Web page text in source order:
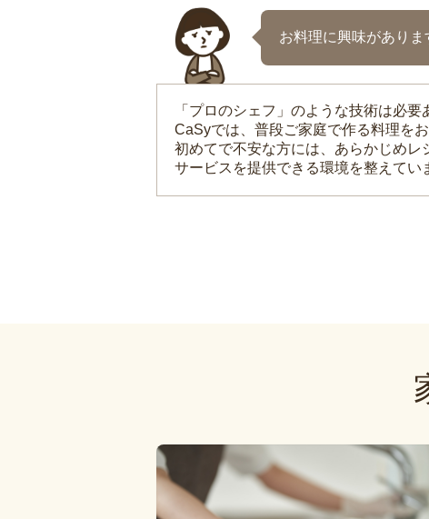
お料理に興味があり
「プロのシェフ」のような技術は必要
CaSyでは、普段ご家庭で作る料理を
初めてで不安な方には、あらかじめ
サービスを提供できる環境を整えてい